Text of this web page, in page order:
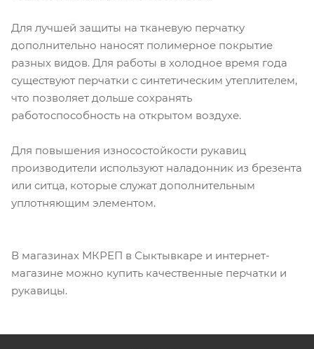
Для лучшей защиты на тканевую перчатку
дополнительно наносят полимерное покрытие
разных видов. Для работы в холодное время года
существуют перчатки с синтетическим утеплителем,
что позволяет дольше сохранять
работоспособность на открытом воздухе.
Для повышения износостойкости рукавиц
производители используют наладонник из брезента
или ситца, которые служат дополнительным
уплотняющим элементом.
В магазинах МКРЕП в Сыктывкаре и интернет-
магазине можно купить качественные перчатки и
рукавицы.